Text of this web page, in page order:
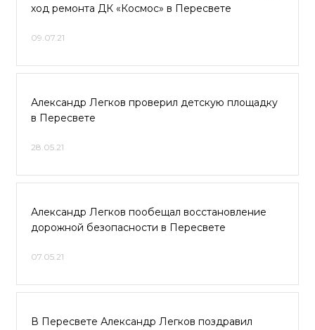
ход ремонта ДК «Космос» в Пересвете
09.07.21
Александр Легков проверил детскую площадку
в Пересвете
28.05.21
Александр Легков пообещал восстановление
дорожной безопасности в Пересвете
07.05.21
В Пересвете Александр Легков поздравил